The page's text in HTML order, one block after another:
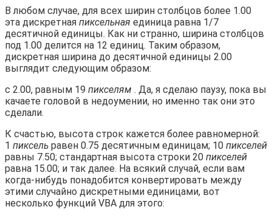
В любом случае, для всех ширин столбцов более 1.00
эта дискретная пиксельная единица равна 1/7
десятичной единицы. Как ни странно, ширина столбцов
под 1.00 делится на 12 единиц. Таким образом,
дискретная ширина до десятичной единицы 2.00
выглядит следующим образом:
с 2.00, равным 19 пикселям . Да, я сделаю паузу, пока вы
качаете головой в недоумении, но именно так они это
сделали.
К счастью, высота строк кажется более равномерной:
1 пиксель равен 0.75 десятичным единицам; 10 пикселей
равны 7.50; стандартная высота строки 20 пикселей
равна 15.00; и так далее. На всякий случай, если вам
когда-нибудь понадобится конвертировать между
этими случайно дискретными единицами, вот
несколько функций VBA для этого: